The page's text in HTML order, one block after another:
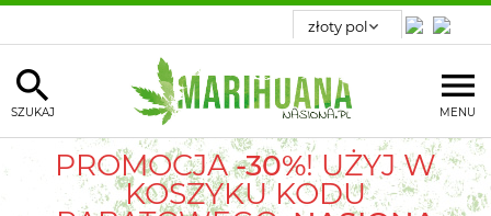
MENU
SZUKAJ
PROMOCJA-30%! UŻYJ W
KOSZYKU KODU